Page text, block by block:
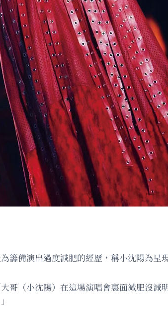
籌備演出過度減肥的經歷，稱小沈陽為呈
哥（小沈陽）在這場演唱會裏面減肥沒